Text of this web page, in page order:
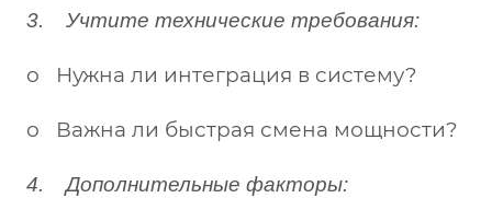
3. Учтите технические требования:
o Нужна ли интеграция в систему?
o Важна ли быстрая смена мощности?
4. Дополнительные факторы: